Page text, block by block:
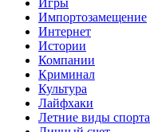
Импортозамещение
Интернет
Истории
Компании
Криминал
Культура
Лайфхаки
Летние виды спорта